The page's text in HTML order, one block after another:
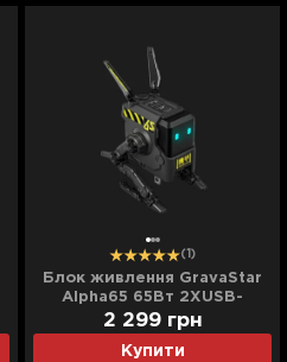
(1)
Блок живлення GravaStar
Alpha65 65Вт 2XUSB-
C/USB-A (Gray)
Купити
2 299 грн